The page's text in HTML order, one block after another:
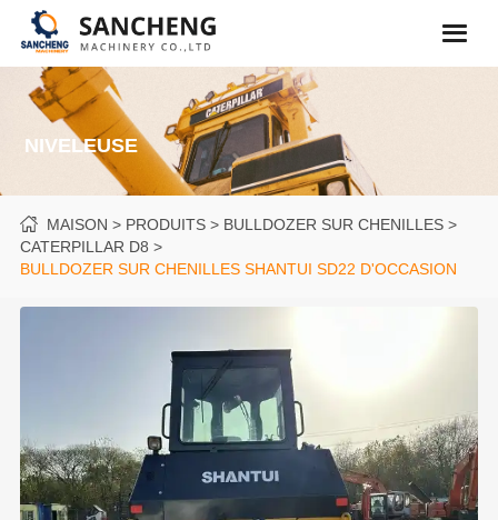
NIVELEUSE
MAISON PRODUITS
BULLDOZER SUR CHENILLES
CATERPILLAR D8
BULLDOZER SUR CHENILLES SHANTUI SD22 D'OCCASION